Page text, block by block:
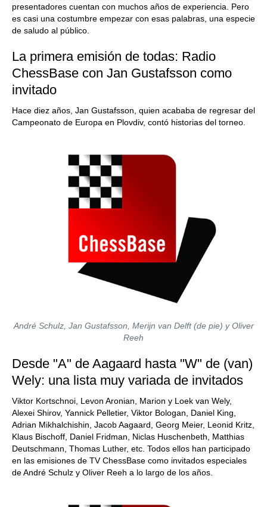
presentadores cuentan con muchos años de experiencia. Pero
es casi una costumbre empezar con esas palabras, una especie
de saludo al público.
La primera emisión de todas: Radio
ChessBase con Jan Gustafsson como
invitado
Hace diez años, Jan Gustafsson, quien acababa de regresar del
Campeonato de Europa en Plovdiv, contó historias del torneo.
André Schulz, Jan Gustafsson, Merijn van Delft (de pie) y Oliver
Reeh
Desde "A" de Aagaard hasta "W" de (van)
Wely: una lista muy variada de invitados
Viktor Kortschnoi, Levon Aronian, Marion y Loek van Wely,
Alexei Shirov, Yannick Pelletier, Viktor Bologan, Daniel King,
Adrian Mikhalchishin, Jacob Aagaard, Georg Meier, Leonid Kritz,
Klaus Bischoff, Daniel Fridman, Niclas Huschenbeth, Matthias
Deutschmann, Thomas Luther, etc. Todos ellos han participado
en las emisiones de TV ChessBase como invitados especiales
de André Schulz y Oliver Reeh a lo largo de los años.